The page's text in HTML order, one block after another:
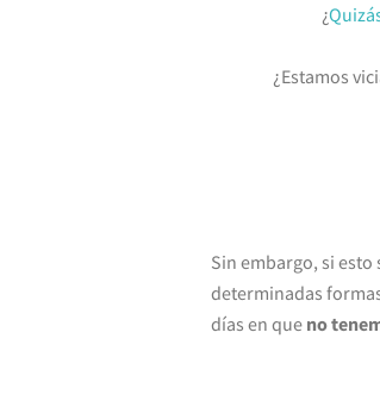
¿
¿Estamos
Sin embargo, si
determinadas
días en que no